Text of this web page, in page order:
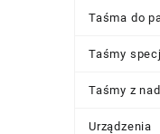
Taśma do
Taśmy
Taśmy z
Urządzenia